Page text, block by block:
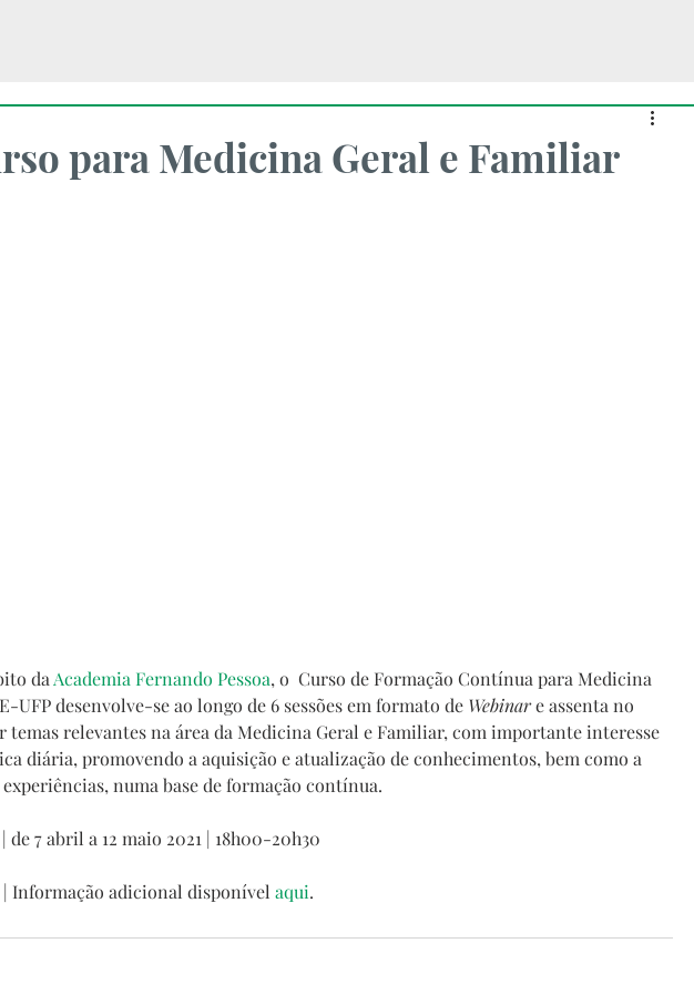
para Medicina Geral e Familiar
da Academia Fernando Pessoa, o  Curso de Formação Contínua para Medicina
UFP desenvolve-se ao longo de 6 sessões em formato de Webinar e assenta no
relevantes na área da Medicina Geral e Familiar, com importante interesse
diária, promovendo a aquisição e atualização de conhecimentos, bem como a
numa base de formação contínua.
de 7 abril a 12 maio 2021 | 18h00-20h30
Informação adicional disponível aqui.